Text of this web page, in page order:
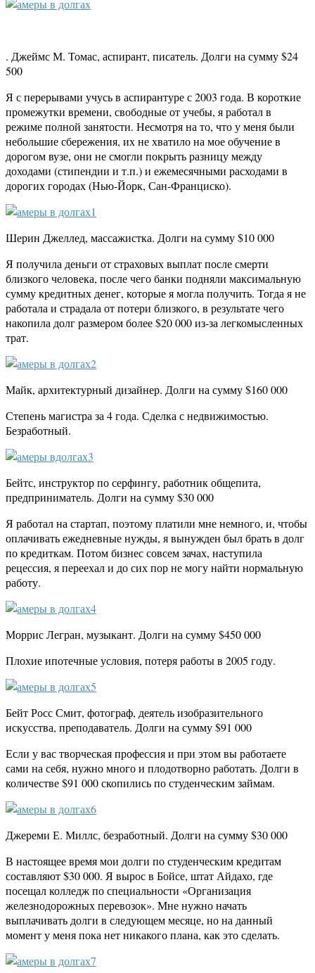
. Джеймс М. Томас, аспирант, писатель. Долги на сумму $24
500
Я с перерывами учусь в аспирантуре с 2003 года. В короткие
промежутки времени, свободные от учебы, я работал в
режиме полной занятости. Несмотря на то, что у меня были
небольшие сбережения, их не хватило на мое обучение в
дорогом вузе, они не смогли покрыть разницу между
доходами (стипендии и т.п.) и ежемесячными расходами в
дорогих городах (Нью-Йорк, Сан-Франциско).
Шерин Джеллед, массажистка. Долги на сумму $10 000
Я получила деньги от страховых выплат после смерти
близкого человека, после чего банки подняли максимальную
сумму кредитных денег, которые я могла получить. Тогда я не
работала и страдала от потери близкого, в результате чего
накопила долг размером более $20 000 из-за легкомысленных
трат.
Майк, архитектурный дизайнер. Долги на сумму $160 000
Степень магистра за 4 года. Сделка с недвижимостью.
Безработный.
Бейтс, инструктор по серфингу, работник общепита,
предприниматель. Долги на сумму $30 000
Я работал на стартап, поэтому платили мне немного, и, чтобы
оплачивать ежедневные нужды, я вынужден был брать в долг
по кредиткам. Потом бизнес совсем зачах, наступила
рецессия, я переехал и до сих пор не могу найти нормальную
работу.
Моррис Легран, музыкант. Долги на сумму $450 000
Плохие ипотечные условия, потеря работы в 2005 году.
Бейт Росс Смит, фотограф, деятель изобразительного
искусства, преподаватель. Долги на сумму $91 000
Если у вас творческая профессия и при этом вы работаете
сами на себя, нужно много и плодотворно работать. Долги в
количестве $91 000 скопились по студенческим займам.
Джереми Е. Миллс, безработный. Долги на сумму $30 000
В настоящее время мои долги по студенческим кредитам
составляют $30 000. Я вырос в Бойсе, штат Айдахо, где
посещал колледж по специальности «Организация
железнодорожных перевозок». Мне нужно начать
выплачивать долги в следующем месяце, но на данный
момент у меня пока нет никакого плана, как это сделать.